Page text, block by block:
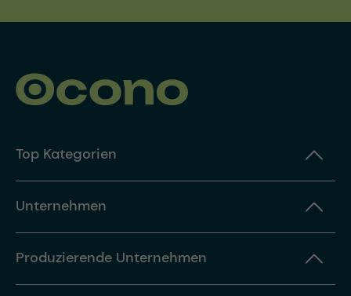
Top Kategorien
Unternehmen
Produzierende Unternehmen